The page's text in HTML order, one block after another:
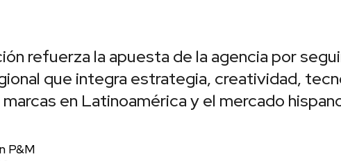
refuerza la apuesta de la agencia por
que integra estrategia, creatividad,
en Latinoamérica y el mercado
P&M